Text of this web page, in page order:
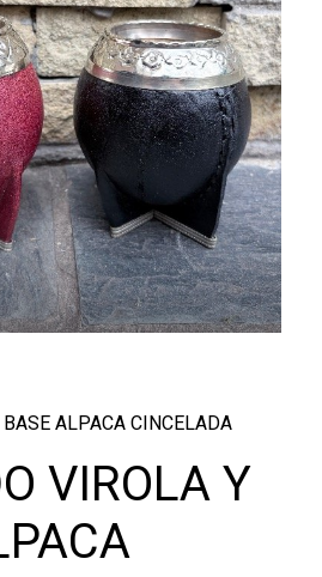
ALPACA CINCELADA
VIROLA Y